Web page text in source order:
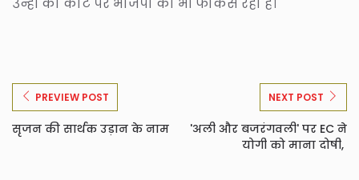
PREVIEW POST
सृजन की सार्थक उड़ान के नाम
NEXT POST
'अली और बजरंगवली' पर EC ने
योगी को माना दोषी,